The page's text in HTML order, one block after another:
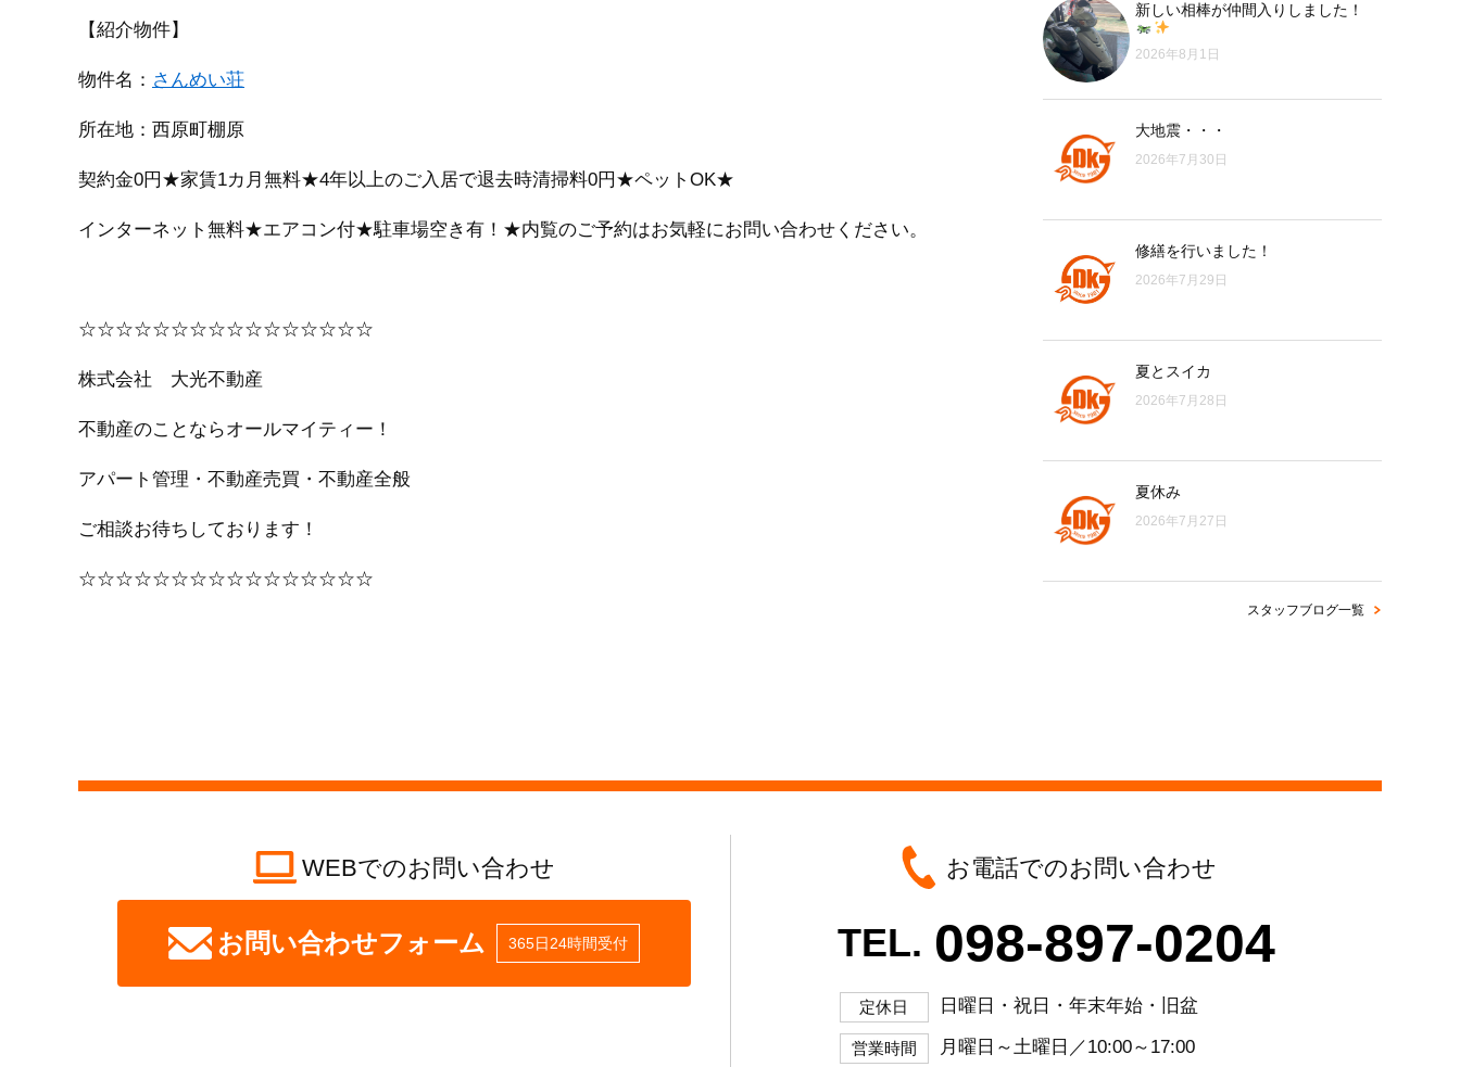
【紹介物件】
物件名： さんめい荘
所在地：西原町棚原
契約金0円★家賃1カ月無料★4年以上のご入居で退去時清掃料0円★ペットOK★
インターネット無料★エアコン付★駐車場空き有！★内覧のご予約はお気軽にお問い合わせください。
☆☆☆☆☆☆☆☆☆☆☆☆☆☆☆☆
株式会社 大光不動産
不動産のことならオールマイティー！
アパート管理・不動産売買・不動産全般
ご相談お待ちしております！
☆☆☆☆☆☆☆☆☆☆☆☆☆☆☆☆
新しい相棒が仲間入りしました！
2026年8月1日
大地震・・・
2026年7月30日
修繕を行いました！
2026年7月29日
夏とスイカ
2026年7月28日
夏休み
2026年7月27日
スタッフブログ一覧
WEBでのお問い合わせ
お問い合わせフォーム 365日24時間受付
お電話でのお問い合わせ
TEL. 098-897-0204
定休日 日曜日・祝日・年末年始・旧盆
営業時間 月曜日～土曜日／10:00～17:00